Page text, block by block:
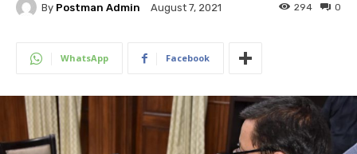
By Postman Admin August 7, 2021 0
294
WhatsApp Facebook